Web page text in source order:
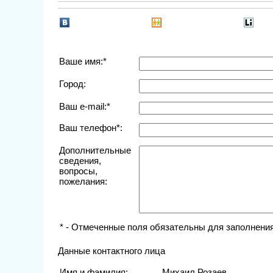
Ваше имя:*
Город:
Ваш e-mail:*
Ваш телефон*:
Дополнительные
сведения,
вопросы,
пожелания:
* - Отмеченные поля обязательны для
Данные контактного лица